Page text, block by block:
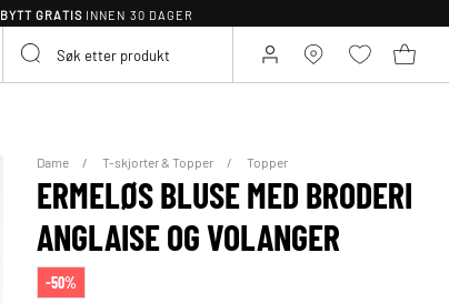
BYTT GRATISINNEN 30 DAGER
Dame T-skjorter & Topper Topper
ERMELØS BLUSE MED BRODERI
ANGLAISE OG VOLANGER
-50%